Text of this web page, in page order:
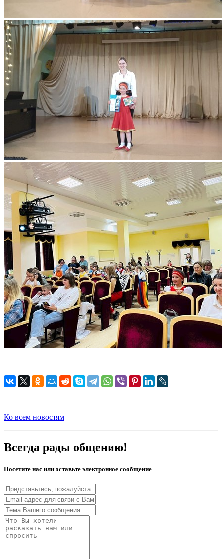
Ко всем новостям
Всегда рады общению!
Посетите нас или оставьте электронное сообщение